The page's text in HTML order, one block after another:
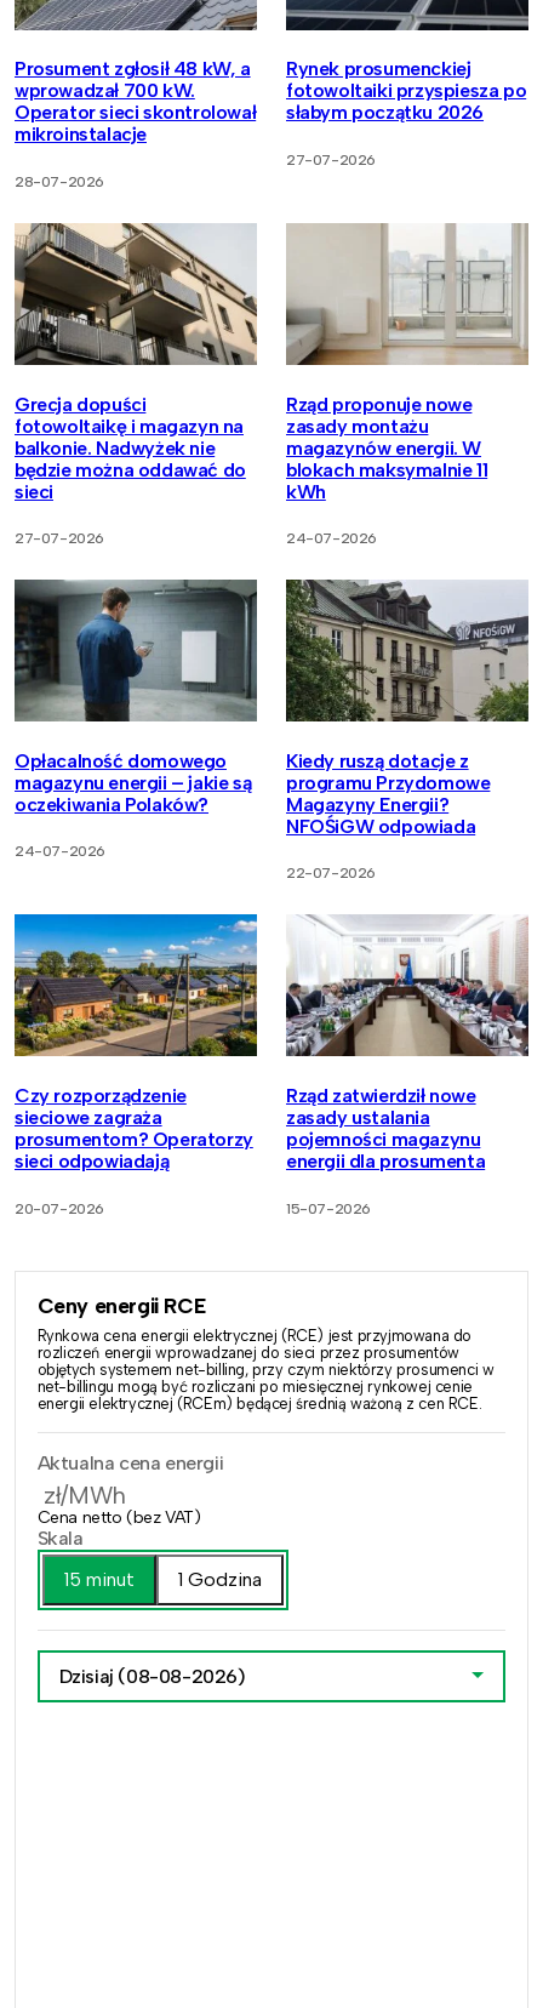
Prosument zgłosił 48 kW, a
wprowadzał 700 kW.
Operator sieci skontrolował
mikroinstalacje
28-07-2026
Rynek prosumenckiej
fotowoltaiki przyspiesza po
słabym początku 2026
27-07-2026
Grecja dopuści
fotowoltaikę i magazyn na
balkonie. Nadwyżek nie
będzie można oddawać do
sieci
27-07-2026
Rząd proponuje nowe
zasady montażu
magazynów energii. W
blokach maksymalnie 11
kWh
24-07-2026
Opłacalność domowego
magazynu energii – jakie są
oczekiwania Polaków?
24-07-2026
Kiedy ruszą dotacje z
programu Przydomowe
Magazyny Energii?
NFOŚiGW odpowiada
22-07-2026
Czy rozporządzenie
sieciowe zagraża
prosumentom? Operatorzy
sieci odpowiadają
20-07-2026
Rząd zatwierdził nowe
zasady ustalania
pojemności magazynu
energii dla prosumenta
15-07-2026
Ceny energii RCE
Rynkowa cena energii elektrycznej (RCE) jest przyjmowana do
rozliczeń energii wprowadzanej do sieci przez prosumentów
objętych systemem net-billing, przy czym niektórzy prosumenci w
net-billingu mogą być rozliczani po miesięcznej rynkowej cenie
energii elektrycznej (RCEm) będącej średnią ważoną z cen RCE.
Aktualna cena energii
zł/MWh
Cena netto (bez VAT)
Skala
15 minut
1 Godzina
Dzisiaj (08-08-2026)